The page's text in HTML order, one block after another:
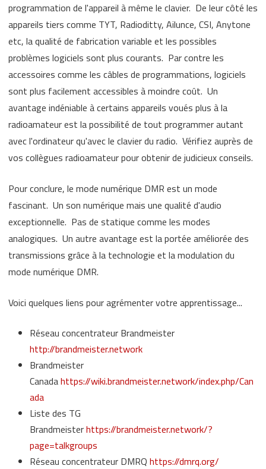
programmation de l'appareil à même le clavier. De leur côté les
appareils tiers comme TYT, Radioditty, Ailunce, CSI, Anytone
etc, la qualité de fabrication variable et les possibles
problèmes logiciels sont plus courants. Par contre les
accessoires comme les câbles de programmations, logiciels
sont plus facilement accessibles à moindre coût. Un
avantage indéniable à certains appareils voués plus à la
radioamateur est la possibilité de tout programmer autant
avec l'ordinateur qu'avec le clavier du radio. Vérifiez auprès de
vos collègues radioamateur pour obtenir de judicieux conseils.
Pour conclure, le mode numérique DMR est un mode
fascinant. Un son numérique mais une qualité d'audio
exceptionnelle. Pas de statique comme les modes
analogiques. Un autre avantage est la portée améliorée des
transmissions grâce à la technologie et la modulation du
mode numérique DMR.
Voici quelques liens pour agrémenter votre apprentissage...
Réseau concentrateur Brandmeister
http://brandmeister.network
Brandmeister
Canadahttps://wiki.brandmeister.network/index.php/Can
ada
Liste des TG
Brandmeisterhttps://brandmeister.network/?
page=talkgroups
Réseau concentrateur DMRQ https://dmrq.org/